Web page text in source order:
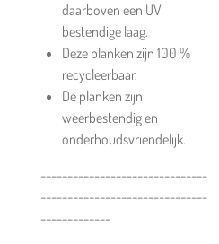
daarboven een UV
bestendige laag.
Deze planken zijn 100 %
recycleerbaar.
De planken zijn
weerbestendig en
onderhoudsvriendelijk.
-------------------------------
-------------------------------
-------------